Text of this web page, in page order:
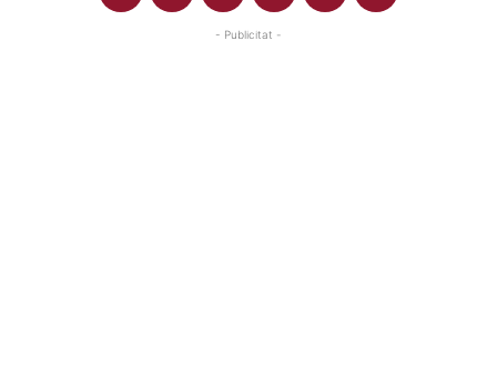
- Publicitat -